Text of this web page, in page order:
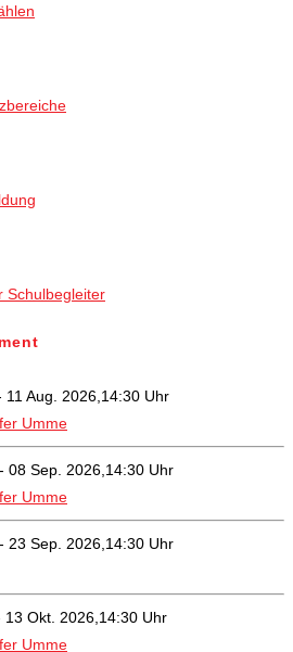
Schulbegleiter
11 Aug. 2026,14:30 Uhr
Umme
08 Sep. 2026,14:30 Uhr
Umme
23 Sep. 2026,14:30 Uhr
13 Okt. 2026,14:30 Uhr
Umme